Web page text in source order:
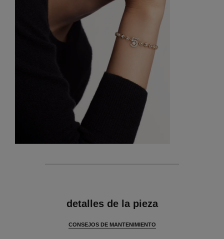
detalles de la pieza
CONSEJOS DE MANTENIMIENTO